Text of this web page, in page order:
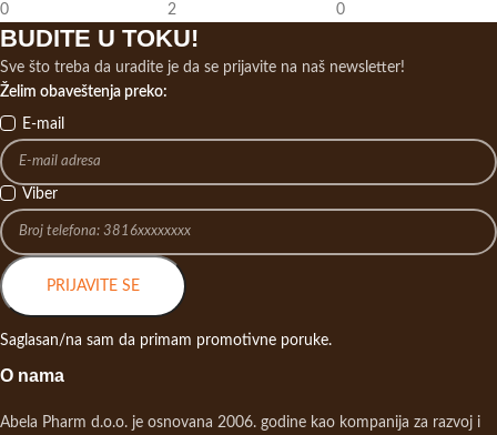
0 2 0
BUDITE U TOKU!
Sve što treba da uradite je da se prijavite na naš newsletter!
Želim obaveštenja preko:
E-mail
Viber
PRIJAVITE SE
Saglasan/na sam da primam promotivne poruke.
O nama
Abela Pharm d.o.o. je osnovana 2006. godine kao kompanija za razvoj i